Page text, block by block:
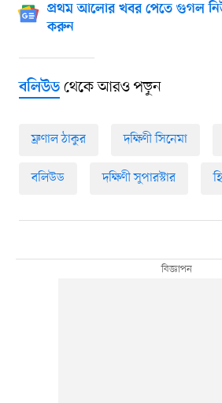
প্রথম আলোর খবর পেতে গুগল
করুন
বলিউডথেকে আরও পড়ুন
ম্রুণাল ঠাকুর দক্ষিণী সিনেমা
বলিউড দক্ষিণী সুপারস্টার